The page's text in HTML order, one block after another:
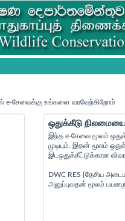
e-சேவைக்கு உங்களை வரவேற்கிறோம்
ஒதுக்கீடு
இந்த e-சேவை மூலம்
முடியும். இதன் மூலம்
இடஒதுக்கீட்டுக்கான
DWC RES {தேசிய
அனுப்புவதன் மூலம்